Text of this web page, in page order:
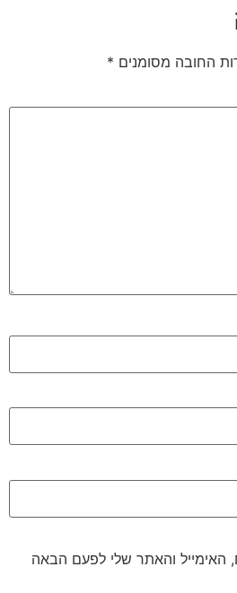
החובה מסומנים *
והאתר שלי לפעם הבאה